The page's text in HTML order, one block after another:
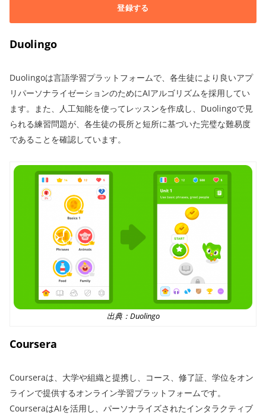
登録する
Duolingo
Duolingoは言語学習プラットフォームで、各生徒により良いアプ
リパーソナライゼーションのためにAIアルゴリズムを採用してい
ます。また、人工知能を使ってレッスンを作成し、Duolingoで見
られる練習問題が、各生徒の長所と短所に基づいた完璧な難易度
であることを確認しています。
出典：Duolingo
Coursera
Courseraは、大学や組織と提携し、コース、修了証、学位をオン
ラインで提供するオンライン学習プラットフォームです。
CourseraはAIを活用し、パーソナライズされたインタラクティブ